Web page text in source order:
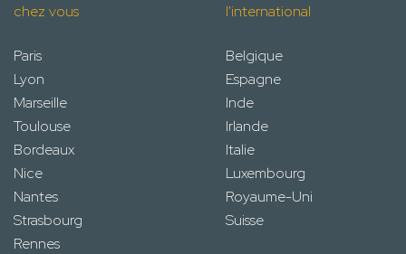
chez vous
Paris
Lyon
Marseille
Toulouse
Bordeaux
Nice
Nantes
Strasbourg
Rennes
l'international
Belgique
Espagne
Inde
Irlande
Italie
Luxembourg
Royaume-Uni
Suisse